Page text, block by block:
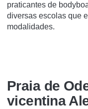
praticantes de
diversas escolas que
modalidades.
Praia de
vicentina